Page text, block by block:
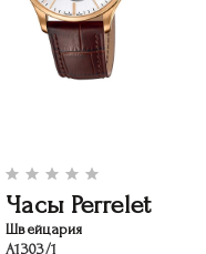
Часы Perrelet
Швейцария
A1303/1